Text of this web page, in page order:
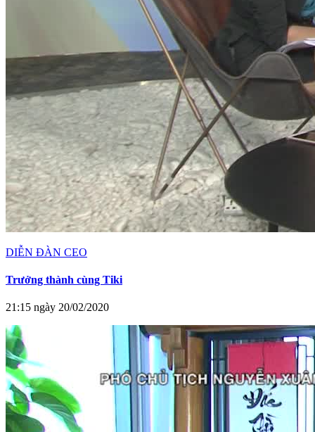
DIỄN ĐÀN CEO
Trưởng thành cùng Tiki
21:15 ngày 20/02/2020